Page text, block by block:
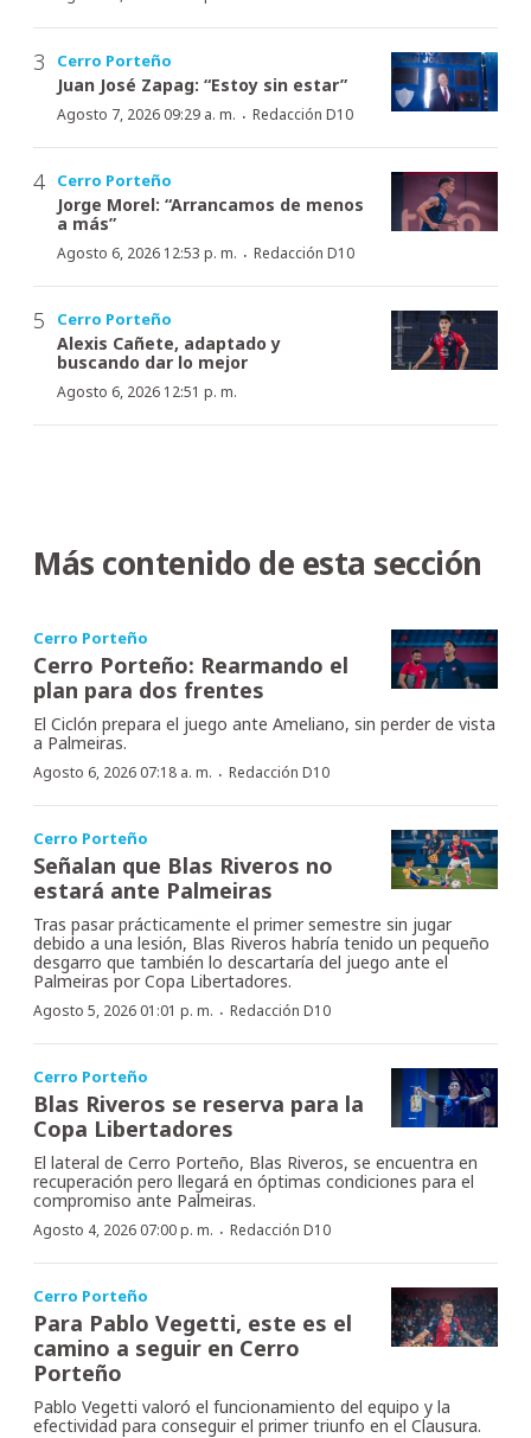
Cerro Porteño
Juan José Zapag: “Estoy sin estar”
Agosto 7, 2026 09:29 a. m. · Redacción D10
Cerro Porteño
Jorge Morel: “Arrancamos de menos
a más”
Agosto 6, 2026 12:53 p. m. · Redacción D10
Cerro Porteño
Alexis Cañete, adaptado y
buscando dar lo mejor
Agosto 6, 2026 12:51 p. m.
Más contenido de esta sección
Cerro Porteño
Cerro Porteño: Rearmando el
plan para dos frentes
El Ciclón prepara el juego ante Ameliano, sin perder de vista
a Palmeiras.
Agosto 6, 2026 07:18 a. m. · Redacción D10
Cerro Porteño
Señalan que Blas Riveros no
estará ante Palmeiras
Tras pasar prácticamente el primer semestre sin jugar
debido a una lesión, Blas Riveros habría tenido un pequeño
desgarro que también lo descartaría del juego ante el
Palmeiras por Copa Libertadores.
Agosto 5, 2026 01:01 p. m. · Redacción D10
Cerro Porteño
Blas Riveros se reserva para la
Copa Libertadores
El lateral de Cerro Porteño, Blas Riveros, se encuentra en
recuperación pero llegará en óptimas condiciones para el
compromiso ante Palmeiras.
Agosto 4, 2026 07:00 p. m. · Redacción D10
Cerro Porteño
Para Pablo Vegetti, este es el
camino a seguir en Cerro
Porteño
Pablo Vegetti valoró el funcionamiento del equipo y la
efectividad para conseguir el primer triunfo en el Clausura.